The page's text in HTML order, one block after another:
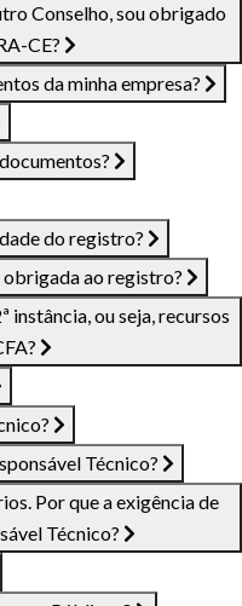
Conselho, sou obrigado
CE?
da minha empresa?
do registro?
obrigada ao registro?
instância, ou seja, recursos
Técnico?
Por que a exigência de
Técnico?